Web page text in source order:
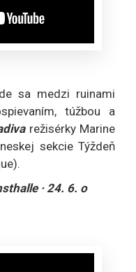
sa medzi ruinami
túžbou a
režisérky Marine
sekcie Týždeň
· 24. 6. o